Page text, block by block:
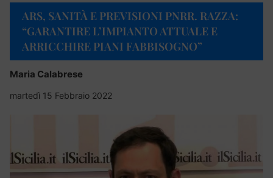
ARS, SANITÀ E PREVISIONI PNRR. RAZZA:
“GARANTIRE L’IMPIANTO ATTUALE E
ARRICCHIRE PIANI FABBISOGNO”
Maria Calabrese
martedì 15 Febbraio 2022